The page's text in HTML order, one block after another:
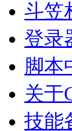
斗笠
登录
脚本
关于
技能